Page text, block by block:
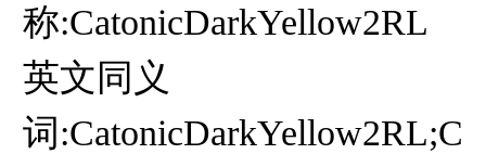
称:CatonicDarkYellow2RL
英文同义
词:CatonicDarkYellow2RL;C